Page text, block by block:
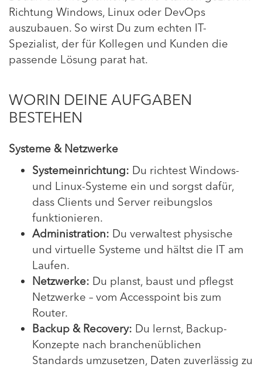
Richtung Windows, Linux oder DevOps
auszubauen. So wirst Du zum echten IT-
Spezialist, der für Kollegen und Kunden die
passende Lösung parat hat.
WORIN DEINE AUFGABEN
BESTEHEN
Systeme & Netzwerke
Systemeinrichtung: Du richtest Windows-
und Linux-Systeme ein und sorgst dafür,
dass Clients und Server reibungslos
funktionieren.
Administration: Du verwaltest physische
und virtuelle Systeme und hältst die IT am
Laufen.
Netzwerke: Du planst, baust und pflegst
Netzwerke – vom Accesspoint bis zum
Router.
Backup & Recovery: Du lernst, Backup-
Konzepte nach branchenüblichen
Standards umzusetzen, Daten zuverlässig zu